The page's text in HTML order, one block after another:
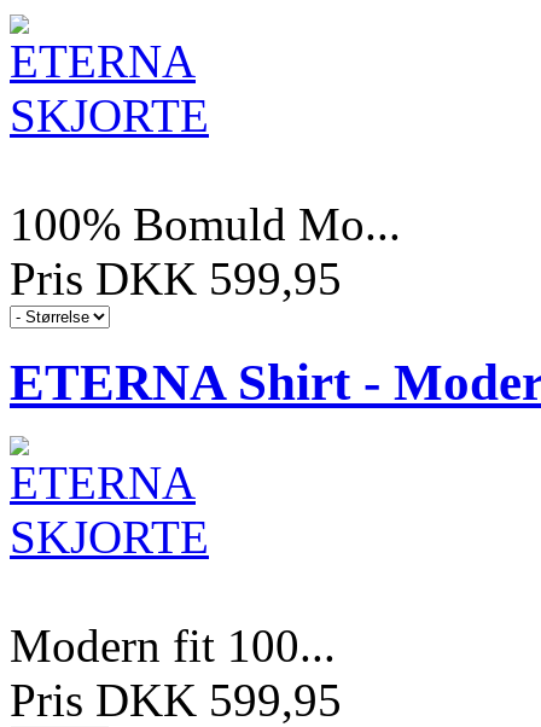
100% Bomuld Mo...
Pris DKK 599,95
ETERNA Shirt -
Modern fit 100...
Pris DKK 599,95